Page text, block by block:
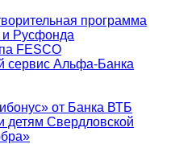
программа
Русфонда
FESCO
сервис Альфа-Банка
от Банка ВТБ
Свердловской